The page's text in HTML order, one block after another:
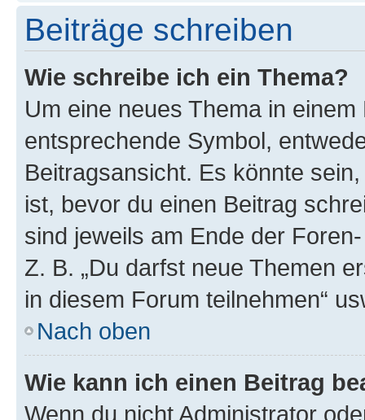
Beiträge schreiben
Wie schreibe ich ein Thema?
Um eine neues Thema in
entsprechende Symbol,
Beitragsansicht. Es könnte
ist, bevor du einen Beitrag
sind jeweils am Ende der
Z. B. „Du darfst neue Themen
in diesem Forum teilnehmen“
Nach oben
Wie kann ich einen Beitrag
Wenn du nicht Administrator